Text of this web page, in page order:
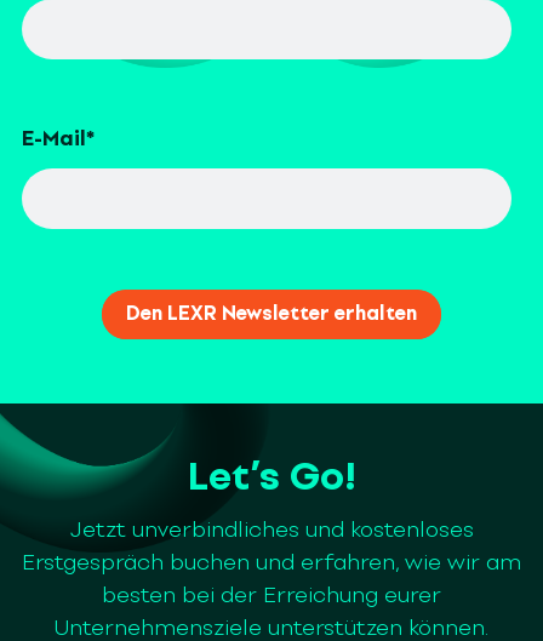
E-Mail*
Let’s Go!
Jetzt unverbindliches und kostenloses
Erstgespräch buchen und erfahren, wie wir am
besten bei der Erreichung eurer
Unternehmensziele unterstützen können.